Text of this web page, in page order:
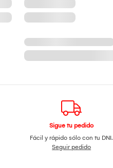
Sigue tu pedido
Fácil y rápido sólo con tu DNI.
Seguir pedido